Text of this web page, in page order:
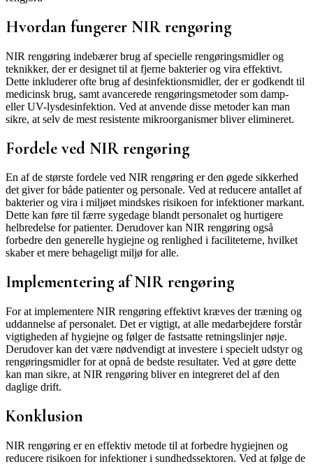
Hvordan fungerer NIR rengøring
NIR rengøring indebærer brug af specielle rengøringsmidler og
teknikker, der er designet til at fjerne bakterier og vira effektivt.
Dette inkluderer ofte brug af desinfektionsmidler, der er godkendt til
medicinsk brug, samt avancerede rengøringsmetoder som damp-
eller UV-lysdesinfektion. Ved at anvende disse metoder kan man
sikre, at selv de mest resistente mikroorganismer bliver elimineret.
Fordele ved NIR rengøring
En af de største fordele ved NIR rengøring er den øgede sikkerhed
det giver for både patienter og personale. Ved at reducere antallet af
bakterier og vira i miljøet mindskes risikoen for infektioner markant.
Dette kan føre til færre sygedage blandt personalet og hurtigere
helbredelse for patienter. Derudover kan NIR rengøring også
forbedre den generelle hygiejne og renlighed i faciliteterne, hvilket
skaber et mere behageligt miljø for alle.
Implementering af NIR rengøring
For at implementere NIR rengøring effektivt kræves der træning og
uddannelse af personalet. Det er vigtigt, at alle medarbejdere forstår
vigtigheden af hygiejne og følger de fastsatte retningslinjer nøje.
Derudover kan det være nødvendigt at investere i specielt udstyr og
rengøringsmidler for at opnå de bedste resultater. Ved at gøre dette
kan man sikre, at NIR rengøring bliver en integreret del af den
daglige drift.
Konklusion
NIR rengøring er en effektiv metode til at forbedre hygiejnen og
reducere risikoen for infektioner i sundhedssektoren. Ved at følge de